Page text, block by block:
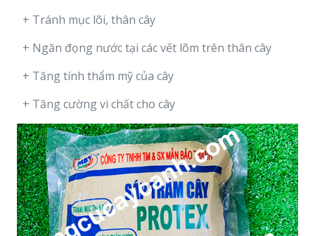
+ Tránh mục lõi, thân cây
+ Ngăn đọng nước tại các vết lõm trên thân cây
+ Tăng tính thẩm mỹ của cây
+ Tăng cường vi chất cho cây